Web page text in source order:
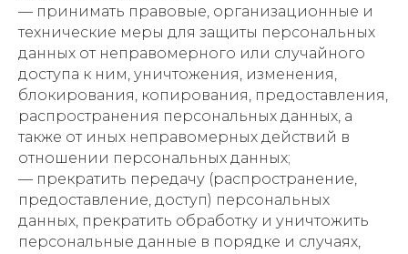
— принимать правовые, организационные и
технические меры для защиты персональных
данных от неправомерного или случайного
доступа к ним, уничтожения, изменения,
блокирования, копирования, предоставления,
распространения персональных данных, а
также от иных неправомерных действий в
отношении персональных данных;
— прекратить передачу (распространение,
предоставление, доступ) персональных
данных, прекратить обработку и уничтожить
персональные данные в порядке и случаях,